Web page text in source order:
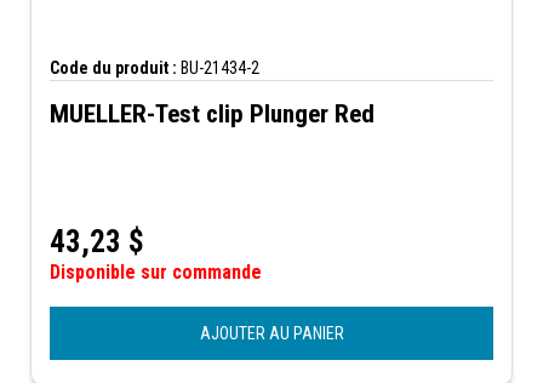
Code du produit : BU-21434-2
MUELLER-Test clip Plunger Red
43,23 $
Disponible sur commande
AJOUTER AU PANIER